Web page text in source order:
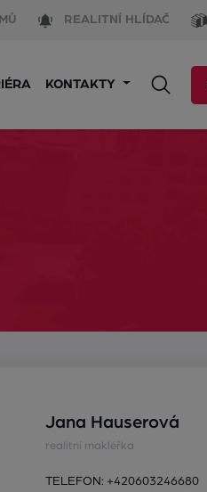
REALITNÍ HLÍDAČ
KONTAKTY
Jana Hauserová
realitní makléřka
TELEFON: +420603246680